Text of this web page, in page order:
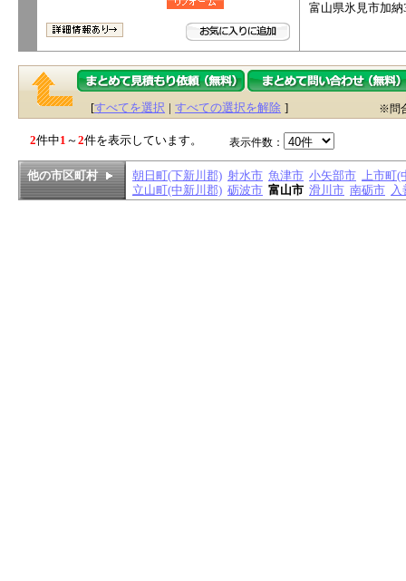
富山県氷見市加
[すべてを選択 | すべての選択を解除 ] ※問
2件中1 ～2件を表示しています。 表示件数：
他の市区町村 朝日町(下新川郡) 射水市 魚津市 小矢部市 上市町(
立山町(中新川郡) 砺波市 富山市 滑川市 南砺市 入